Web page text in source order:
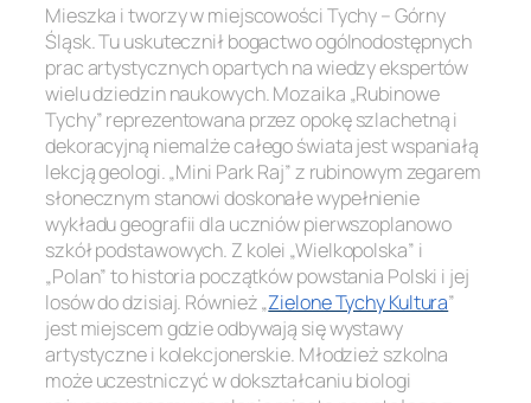
Mieszka i tworzy w miejscowości Tychy – Górny
Śląsk. Tu uskutecznił bogactwo ogólnodostępnych
prac artystycznych opartych na wiedzy ekspertów
wielu dziedzin naukowych. Mozaika „Rubinowe
Tychy” reprezentowana przez opokę szlachetną i
dekoracyjną niemalże całego świata jest wspaniałą
lekcją geologi. „Mini Park Raj” z rubinowym zegarem
słonecznym stanowi doskonałe wypełnienie
wykładu geografii dla uczniów pierwszoplanowo
szkół podstawowych. Z kolei „Wielkopolska” i
„Polan” to historia początków powstania Polski i jej
losów do dzisiaj. Również „Zielone Tychy Kultura”
jest miejscem gdzie odbywają się wystawy
artystyczne i kolekcjonerskie. Młodzież szkolna
może uczestniczyć w dokształcaniu biologi